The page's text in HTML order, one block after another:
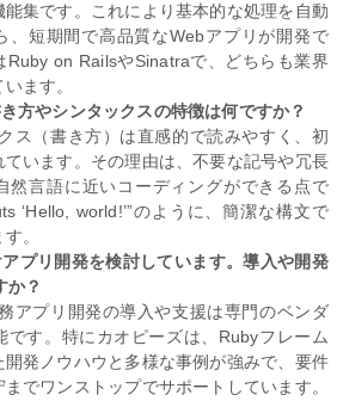
能集です。これにより基本的な処理を自動
、短期間で高品質なWebアプリが開発で
Ruby on RailsやSinatraで、どちらも業界
ます。
方やシンタックスの特徴は何ですか？
ス（書き方）は直感的で読みやすく、初
います。その理由は、不要な記号や冗長
然言語に近いコーディングができる点で
‘Hello, world!’”のように、簡潔な構文で
。
プリ開発を検討しています。導入や開発
か？
アプリ開発の導入や支援は専門のベンダ
です。特にカオピーズは、Rubyフレーム
開発ノウハウと多様な事例が強みで、要件
でワンストップでサポートしています。